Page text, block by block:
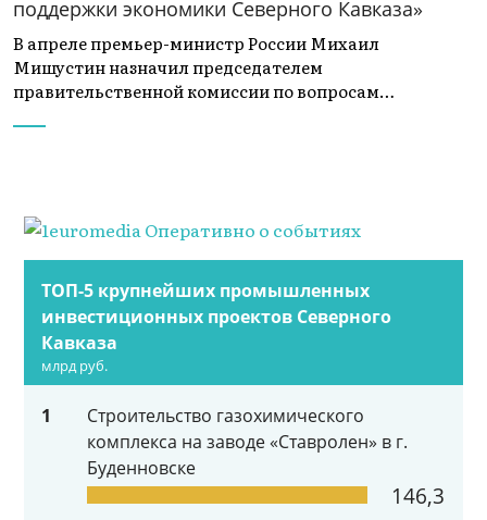
поддержки экономики Северного Кавказа»
В апреле премьер-министр России Михаил
Мишустин назначил председателем
правительственной комиссии по вопросам…
ТОП-5 крупнейших промышленных
инвестиционных проектов Северного
Кавказа
млрд руб.
1
Строительство газохимического
комплекса на заводе «Ставролен» в г.
Буденновске
146,3